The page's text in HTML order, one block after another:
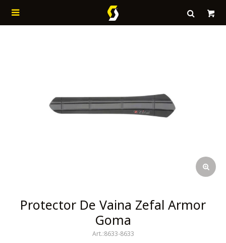

Protector De Vaina Zefal Armor
Goma
8633-8633